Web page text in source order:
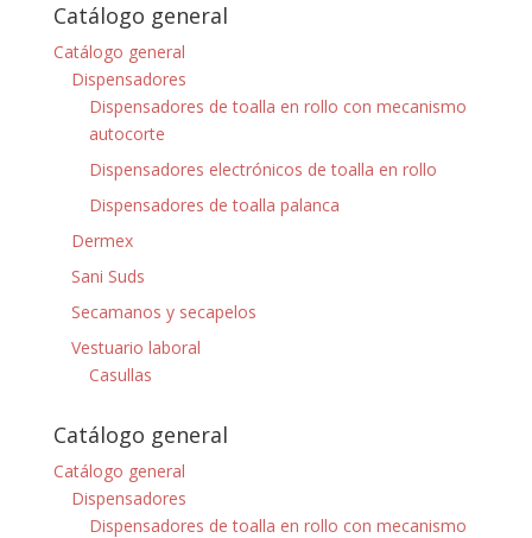
Catálogo general
Catálogo general
Dispensadores
Dispensadores de toalla en rollo con mecanismo
autocorte
Dispensadores electrónicos de toalla en rollo
Dispensadores de toalla palanca
Dermex
Sani Suds
Secamanos y secapelos
Vestuario laboral
Casullas
Catálogo general
Catálogo general
Dispensadores
Dispensadores de toalla en rollo con mecanismo